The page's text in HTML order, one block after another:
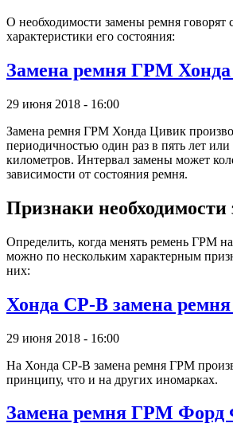
О необходимости замены ремня говорят
характеристики его состояния:
Замена ремня ГРМ
29 июня 2018 - 16:00
Замена ремня ГРМ Хонда Цивик
периодичностью один раз в пять лет
километров. Интервал замены может
зависимости от состояния ремня.
Признаки
Определить, когда менять ремень ГРМ
можно по нескольким характерным
них:
Хонда СР-В замена
29 июня 2018 - 16:00
На Хонда СР-В замена ремня ГРМ
принципу, что и на других иномарках.
Замена ремня ГРМ Форд